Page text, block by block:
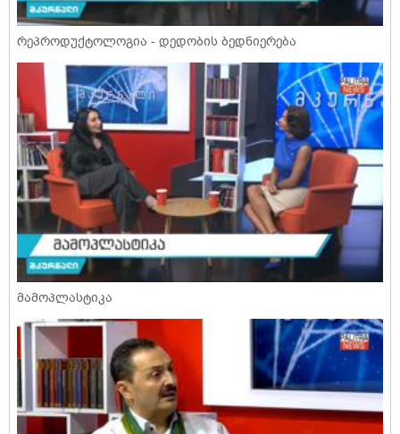
რეპროდუქტოლოგია - დედობის ბედნიერება
მამოპლასტიკა